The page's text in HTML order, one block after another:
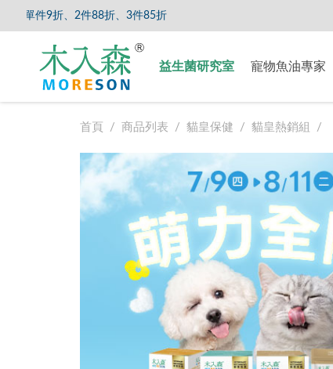
、3件85折
益生菌研究室 寵物魚油專家
首頁 商品列表 貓皇保健 貓皇熱銷組